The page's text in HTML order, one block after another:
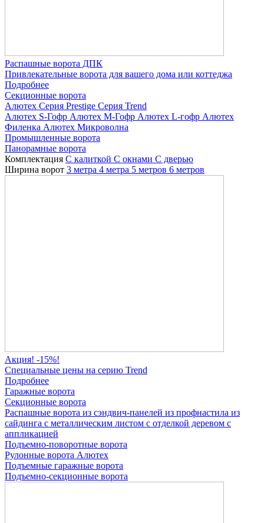
Распашные ворота ДПК
Привлекательные ворота для вашего дома или коттеджа
Подробнее
Секционные ворота
Алютех Серия Prestige Серия Trend
Алютех S-Гофр Алютех M-Гофр Алютех L-гофр Алютех
Филенка Алютех Микроволна
Промышленные ворота
Панорамные ворота
Комплектация С калиткой С окнами C дверью
Ширина ворот 3 метра 4 метра 5 метров 6 метров
Акция! -15%!
Специальные цены на серию Trend
Подробнее
Гаражные ворота
Секционные ворота
Распашные ворота из сэндвич-панелей из профнастила из
сайдинга с металлическим листом с отделкой деревом с
аппликацией
Подъемно-поворотные ворота
Рулонные ворота Алютех
Подъемные гаражные ворота
Подъемно-секционные ворота